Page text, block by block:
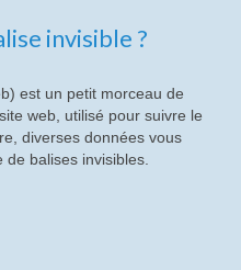
de mai 68 sur le
80 – 90
Egrève et Moirans
(1998)
invisible ?
est un petit morceau de
web, utilisé pour suivre le
diverses données vous
de balises invisibles.